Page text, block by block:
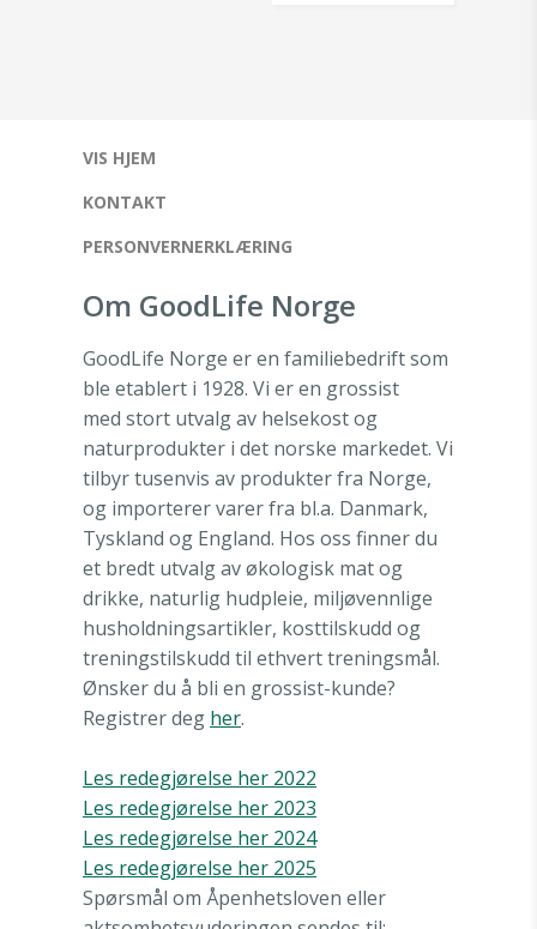
VIS HJEM
KONTAKT
PERSONVERNERKLÆRING
Om GoodLife Norge
GoodLife Norge er en familiebedrift som
ble etablert i 1928. Vi er en grossist
med stort utvalg av helsekost og
naturprodukter i det norske markedet. Vi
tilbyr tusenvis av produkter fra Norge,
og importerer varer fra bl.a. Danmark,
Tyskland og England. Hos oss finner du
et bredt utvalg av økologisk mat og
drikke, naturlig hudpleie, miljøvennlige
husholdningsartikler, kosttilskudd og
treningstilskudd til ethvert treningsmål.
Ønsker du å bli en grossist-kunde?
Registrer deg her.
Les redegjørelse her 2022
Les redegjørelse her 2023
Les redegjørelse her 2024
Les redegjørelse her 2025
Spørsmål om Åpenhetsloven eller